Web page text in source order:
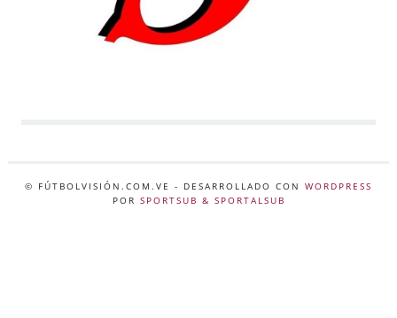
© FÚTBOLVISIÓN.COM.VE - DESARROLLADO CON WORDPRESS
POR SPORTSUB & SPORTALSUB